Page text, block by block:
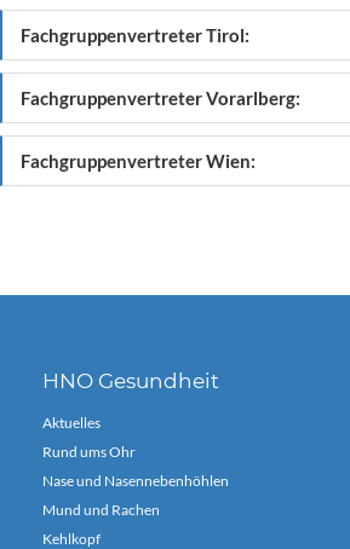
Fachgruppenvertreter Tirol:
Fachgruppenvertreter Vorarlberg:
Fachgruppenvertreter Wien:
HNO Gesundheit
Aktuelles
Rund ums Ohr
Nase und Nasennebenhöhlen
Mund und Rachen
Kehlkopf